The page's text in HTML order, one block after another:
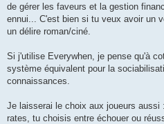
de gérer les faveurs et la gestion
ennui... C'est bien si tu veux avoir un
un délire roman/ciné.
Si j'utilise Everywhen, je pense qu'à
système équivalent pour la
connaissances.
Je laisserai le choix aux joueurs
rates, tu choisis entre échouer ou